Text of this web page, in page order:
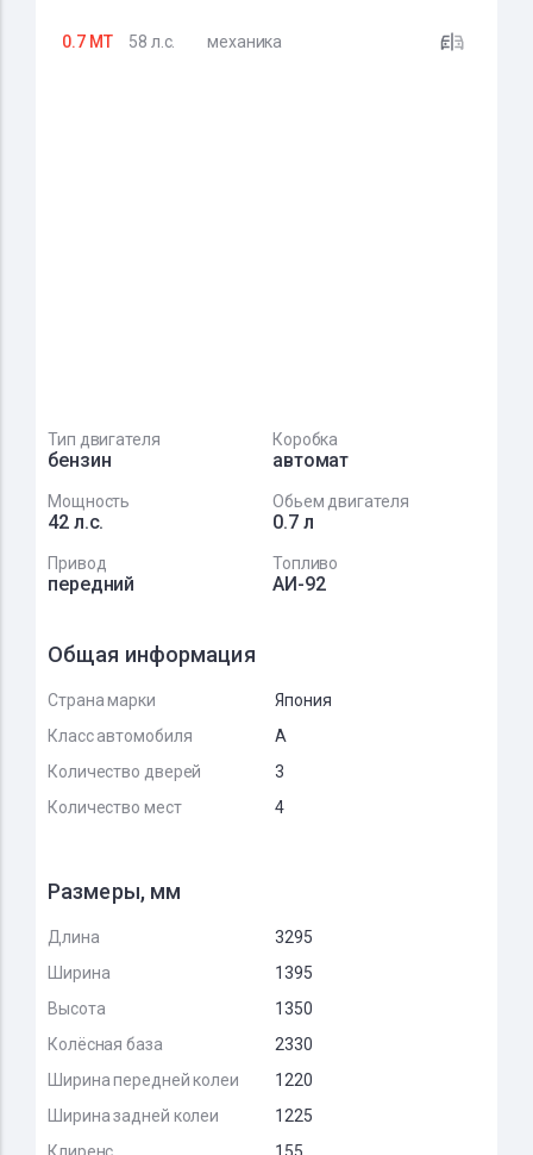
0.7 MT 58 л.с. механика
Тип двигателя
бензин
Коробка
автомат
Мощность
42 л.с.
Обьем двигателя
0.7 л
Привод
передний
Топливо
АИ-92
Общая информация
Страна марки
Япония
Класс автомобиля
A
Количество дверей
3
Количество мест
4
Размеры, мм
Длина
3295
Ширина
1395
Высота
1350
Колёсная база
2330
Ширина передней колеи
1220
Ширина задней колеи
1225